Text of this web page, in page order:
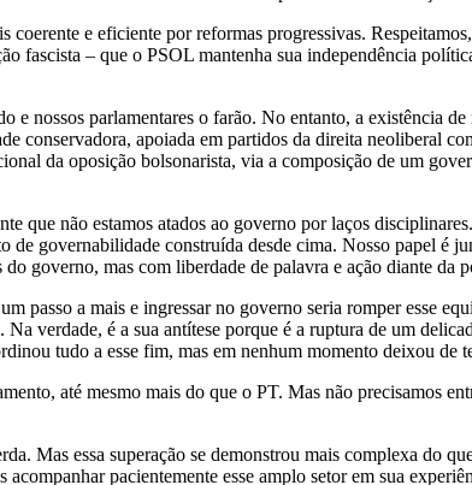
e eficiente por reformas progressivas.
fascista – que o PSOL mantenha sua independência
nossos parlamentares o farão. No entanto, a existência de
conservadora, apoiada em partidos da direita neoliberal
da oposição bolsonarista, via a composição de um
que não estamos atados ao governo por laços
governabilidade construída desde cima. Nosso papel é
governo, mas com liberdade de palavra e ação diante da
passo a mais e ingressar no governo seria romper esse
verdade, é a sua antítese porque é a ruptura de um
tudo a esse fim, mas em nenhum momento deixou de
até mesmo mais do que o PT. Mas não precisamos
Mas essa superação se demonstrou mais complexa do
pacientemente esse amplo setor em sua